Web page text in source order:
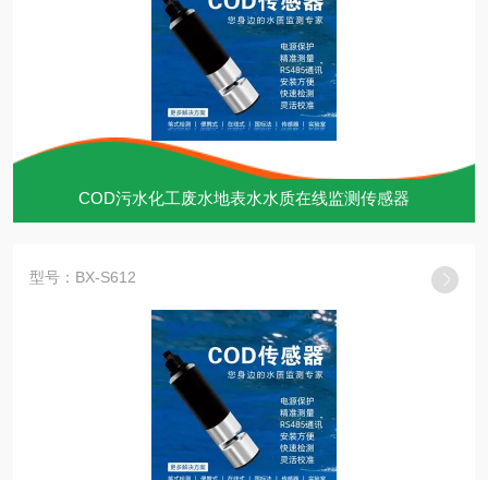
COD污水化工废水地表水水质在线监测传感器
型号：BX-S612